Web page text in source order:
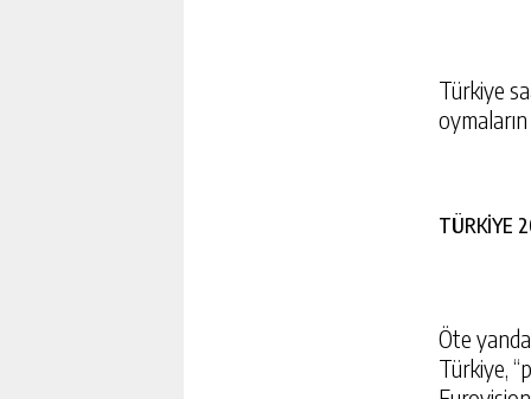
Türkiye
TÜRKİYE
Öte
Türkiye,